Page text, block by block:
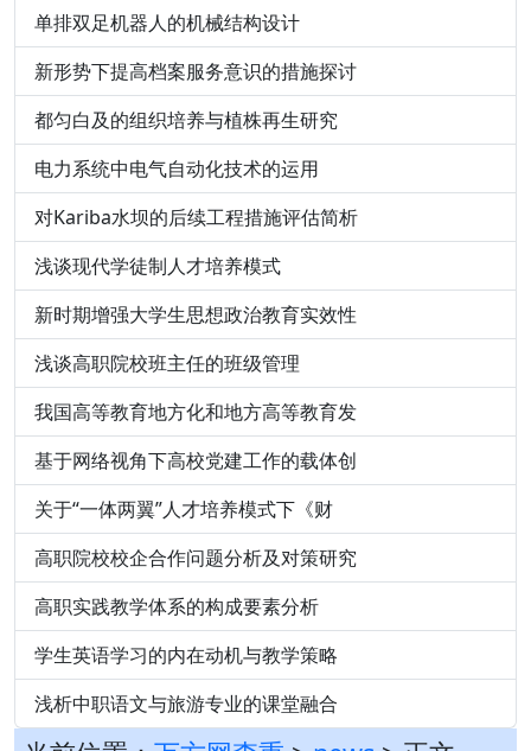
单排双足机器人的机械结构设计
新形势下提高档案服务意识的措施探讨
都匀白及的组织培养与植株再生研究
电力系统中电气自动化技术的运用
对Kariba水坝的后续工程措施评估简析
浅谈现代学徒制人才培养模式
新时期增强大学生思想政治教育实效性
浅谈高职院校班主任的班级管理
我国高等教育地方化和地方高等教育发
基于网络视角下高校党建工作的载体创
关于“一体两翼”人才培养模式下《财
高职院校校企合作问题分析及对策研究
高职实践教学体系的构成要素分析
学生英语学习的内在动机与教学策略
浅析中职语文与旅游专业的课堂融合